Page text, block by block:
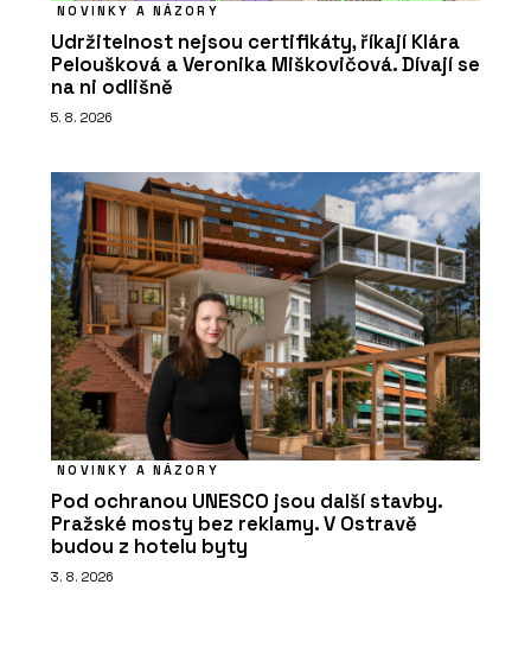
NOVINKY A NÁZORY
Udržitelnost nejsou certifikáty, říkají Klára
Peloušková a Veronika Miškovičová. Dívají se
na ni odlišně
5. 8. 2026
NOVINKY A NÁZORY
Pod ochranou UNESCO jsou další stavby.
Pražské mosty bez reklamy. V Ostravě
budou z hotelu byty
3. 8. 2026